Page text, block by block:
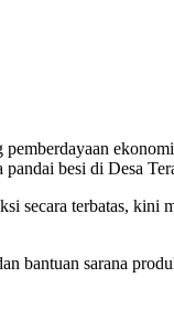
besi di Desa
secara terbatas, kini
bantuan sarana